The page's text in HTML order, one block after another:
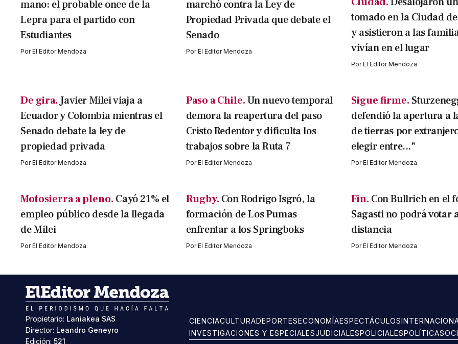
mano: el probable once de la
Lepra para el partido con
Estudiantes
PorEl Editor Mendoza
marchó contra la Ley de
Propiedad Privada que debate el
Senado
PorEl Editor Mendoza
tomado en la Ciudad
y asistieron a las
vivían en el lugar
PorEl Editor Mendoza
De gira. Javier Milei viaja a
Ecuador y Colombia mientras el
Senado debate la ley de
propiedad privada
PorEl Editor Mendoza
Paso a Chile.Un nuevo temporal
demora la reapertura del paso
Cristo Redentor y dificulta los
trabajos sobre la Ruta 7
PorEl Editor Mendoza
Sigue firme.
defendió la apertura a
de tierras por
elegir entre..."
PorEl Editor Mendoza
Motosierra a pleno. Cayó 21% el
empleo público desde la llegada
de Milei
PorEl Editor Mendoza
Rugby. Con Rodrigo Isgró, la
formación de Los Pumas
enfrentar a los Springboks
PorEl Editor Mendoza
Fin. Con Bullrich en el
Sagasti no podrá votar
distancia
PorEl Editor Mendoza
Propietario: Laniakea SAS
Director: Leandro Geneyro
Edición: 521
CIENCIACULTURADEPORTESECONOMÍAESPECTÁCULOS
INVESTIGACIONES Y ESPECIALESJUDICIALESPOLICIALESPOLÍTICA